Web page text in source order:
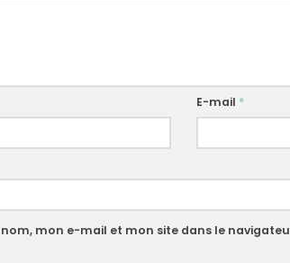
E-mail *
mon e-mail et mon site dans le